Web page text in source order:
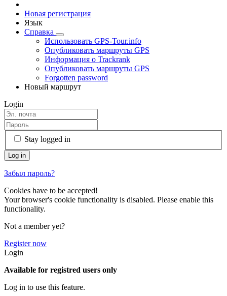
Новая регистрация
Язык
Справка
Использовать GPS-Tour.info
Опубликовать маршруты GPS
Информация о Trackrank
Опубликовать маршруты GPS
Forgotten password
Новый маршрут
Login
Stay logged in
Забыл пароль?
Cookies have to be accepted!
Your browser's cookie functionality is disabled. Please enable this
functionality.
Not a member yet?
Register now
Login
Available for registred users only
Log in to use this feature.